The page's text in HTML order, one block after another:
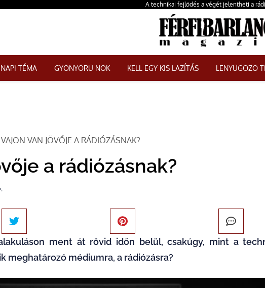
A technikai fejlődés a végét jelentheti a
NAPI TÉMA GYÖNYÖRŰ NŐK KELL EGY KIS LAZÍTÁS LENYŰGÖZŐ
VAJON VAN JÖVŐJE A RÁDIÓZÁSNAK?
a rádiózásnak?
ment át rövid időn belül, csakúgy, mint a
meghatározó médiumra, a rádiózásra?